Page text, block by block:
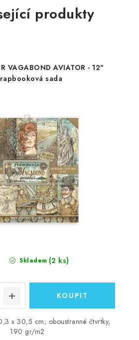
produkty
VAGABOND AVIATOR - 12"
sada
Skladem (2 ks)
x 30,5 cm; oboustranné čtvrtky,
190 gr/m2